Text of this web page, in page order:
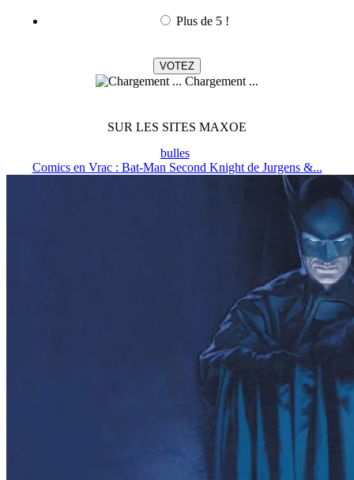
Plus de 5 !
Chargement ...
SUR LES SITES MAXOE
bulles
Comics en Vrac : Bat-Man Second Knight de Jurgens &...